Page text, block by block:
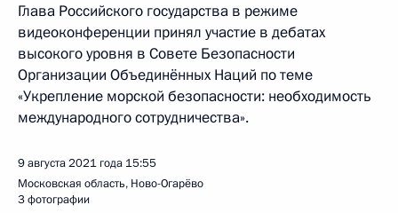
Глава Российского государства в режиме
видеоконференции принял участие в дебатах
высокого уровня в Совете Безопасности
Организации Объединённых Наций по теме
«Укрепление морской безопасности: необходимость
международного сотрудничества».
9 августа 2021 года 15:55
Московская область, Ново-Огарёво
3 фотографии